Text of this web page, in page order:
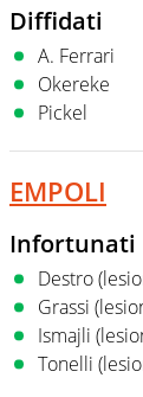
Diffidati
A. Ferrari
Okereke
Pickel
EMPOLI
Infortunati
Destro
Grassi
Ismajli
Tonelli